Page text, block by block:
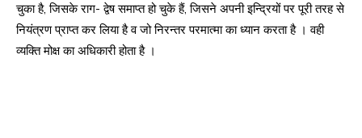
चुका है, जिसके राग- द्वेष समाप्त हो चुके हैं, जिसने अपनी इन्द्रियों पर पूरी तरह से
नियंत्रण प्राप्त कर लिया है व जो निरन्तर परमात्मा का ध्यान करता है । वही
व्यक्ति मोक्ष का अधिकारी होता है ।